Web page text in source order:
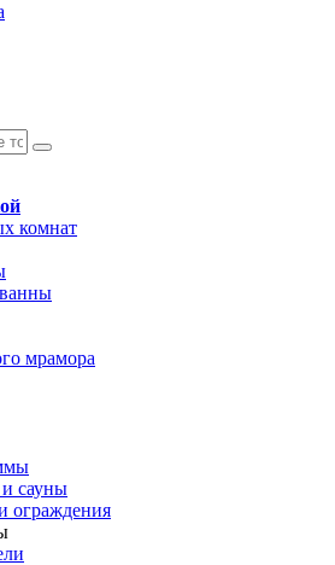
комнат
мрамора
сауны
ограждения